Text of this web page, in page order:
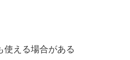
使える場合がある